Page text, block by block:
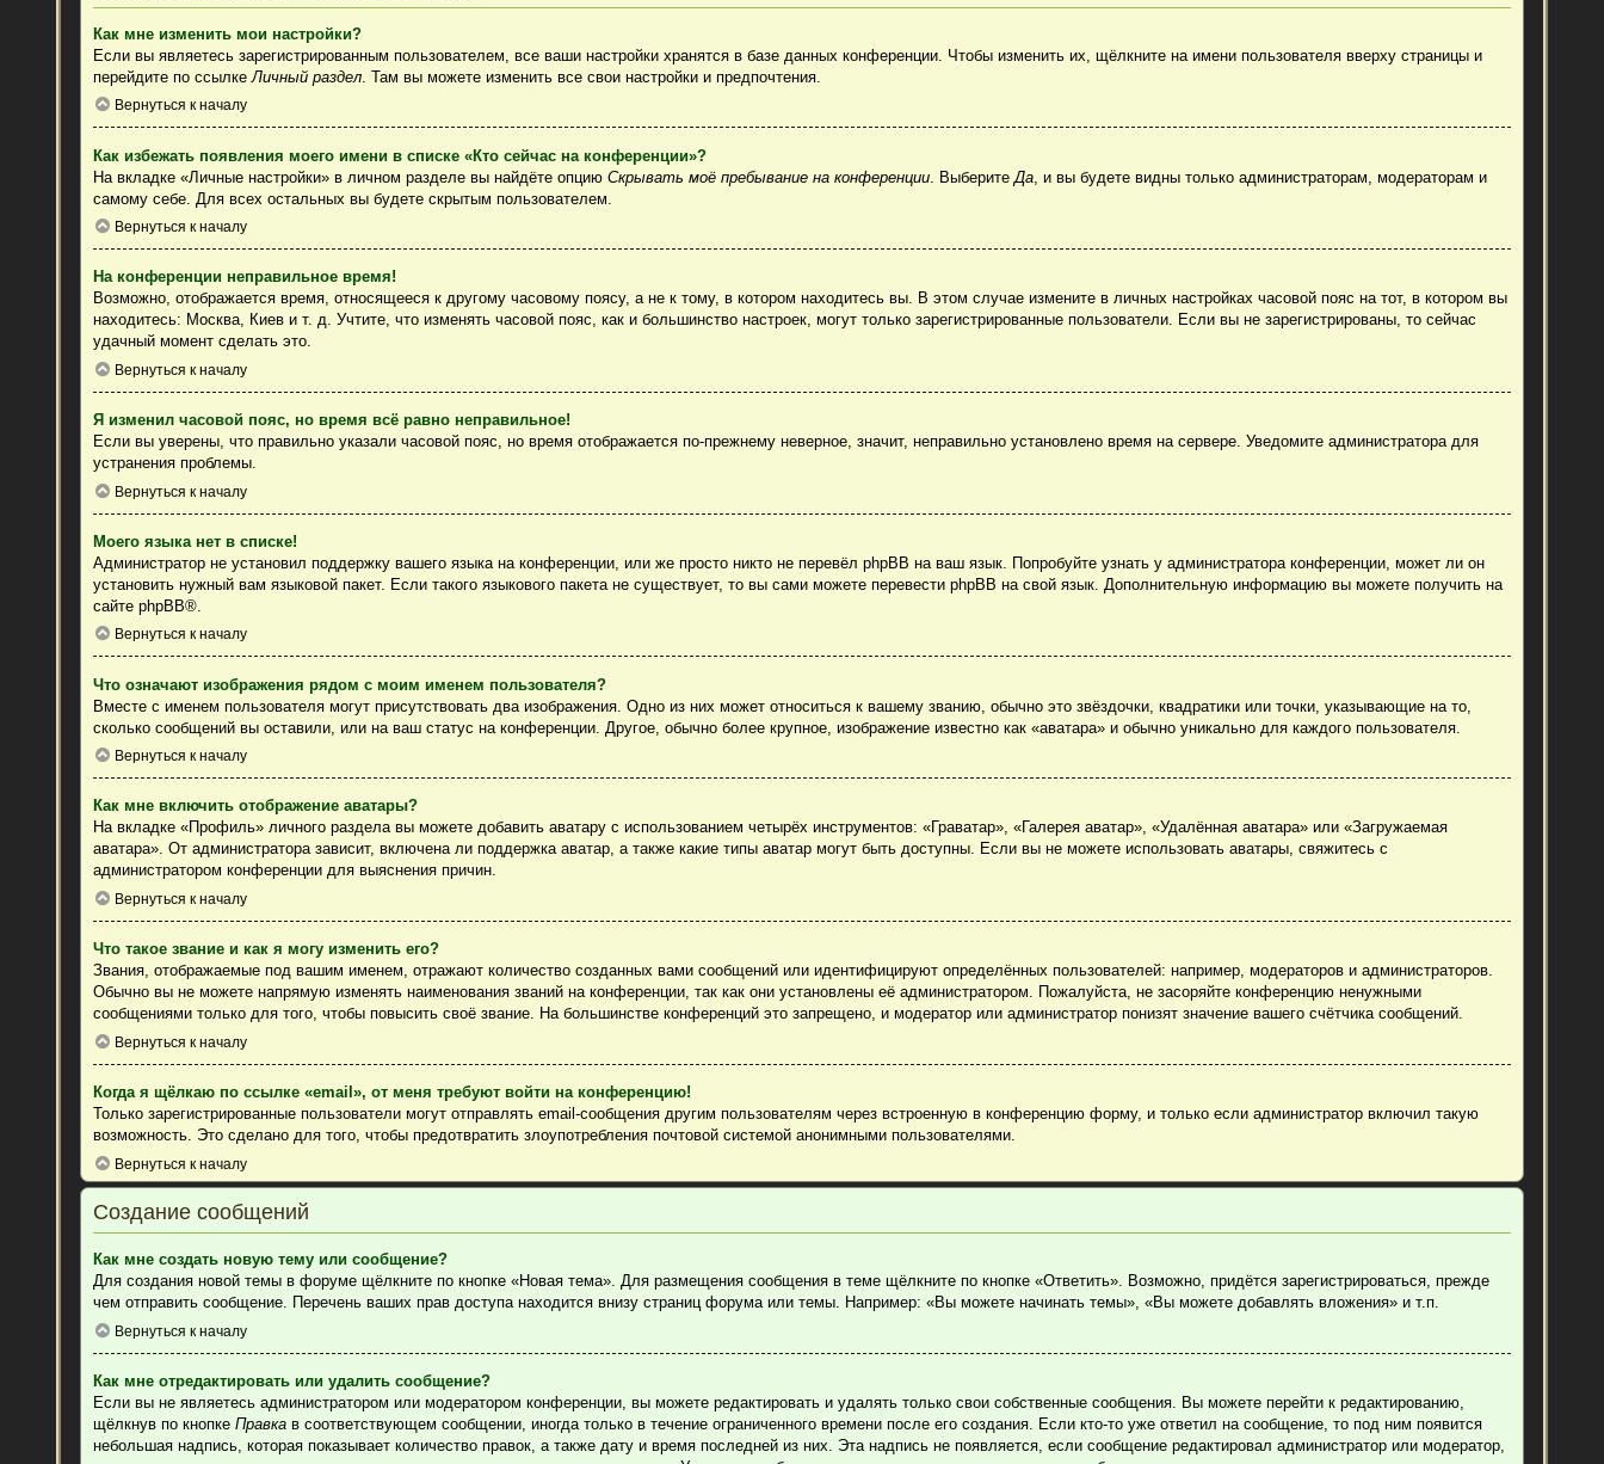
Как мне изменить мои настройки?
Если вы являетесь зарегистрированным пользователем, все ваши настройки хранятся в базе данных конференции. Чтобы изменить их, щёлкните на имени пользователя вверху страницы и
перейдите по ссылкеЛичный раздел . Там вы можете изменить все свои настройки и предпочтения.
Вернуться к началу
Как избежать появления моего имени в списке «Кто сейчас на конференции»?
На вкладке «Личные настройки» в личном разделе вы найдёте опциюСкрывать моё пребывание на конференции . ВыберитеДа , и вы будете видны только администраторам, модераторам и
самому себе. Для всех остальных вы будете скрытым пользователем.
Вернуться к началу
На конференции неправильное время!
Возможно, отображается время, относящееся к другому часовому поясу, а не к тому, в котором находитесь вы. В этом случае измените в личных настройках часовой пояс на тот, в котором вы
находитесь: Москва, Киев и т. д. Учтите, что изменять часовой пояс, как и большинство настроек, могут только зарегистрированные пользователи. Если вы не зарегистрированы, то сейчас
удачный момент сделать это.
Вернуться к началу
Я изменил часовой пояс, но время всё равно неправильное!
Если вы уверены, что правильно указали часовой пояс, но время отображается по-прежнему неверное, значит, неправильно установлено время на сервере. Уведомите администратора для
устранения проблемы.
Вернуться к началу
Моего языка нет в списке!
Администратор не установил поддержку вашего языка на конференции, или же просто никто не перевёл phpBB на ваш язык. Попробуйте узнать у администратора конференции, может ли он
установить нужный вам языковой пакет. Если такого языкового пакета не существует, то вы сами можете перевести phpBB на свой язык. Дополнительную информацию вы можете получить на
сайтеphpBB®.
Вернуться к началу
Что означают изображения рядом с моим именем пользователя?
Вместе с именем пользователя могут присутствовать два изображения. Одно из них может относиться к вашему званию, обычно это звёздочки, квадратики или точки, указывающие на то,
сколько сообщений вы оставили, или на ваш статус на конференции. Другое, обычно более крупное, изображение известно как «аватара» и обычно уникально для каждого пользователя.
Вернуться к началу
Как мне включить отображение аватары?
На вкладке «Профиль» личного раздела вы можете добавить аватару с использованием четырёх инструментов: «Граватар», «Галерея аватар», «Удалённая аватара» или «Загружаемая
аватара». От администратора зависит, включена ли поддержка аватар, а также какие типы аватар могут быть доступны. Если вы не можете использовать аватары, свяжитесь с
администратором конференции для выяснения причин.
Вернуться к началу
Что такое звание и как я могу изменить его?
Звания, отображаемые под вашим именем, отражают количество созданных вами сообщений или идентифицируют определённых пользователей: например, модераторов и администраторов.
Обычно вы не можете напрямую изменять наименования званий на конференции, так как они установлены её администратором. Пожалуйста, не засоряйте конференцию ненужными
сообщениями только для того, чтобы повысить своё звание. На большинстве конференций это запрещено, и модератор или администратор понизят значение вашего счётчика сообщений.
Вернуться к началу
Когда я щёлкаю по ссылке «email», от меня требуют войти на конференцию!
Только зарегистрированные пользователи могут отправлять email-сообщения другим пользователям через встроенную в конференцию форму, и только если администратор включил такую
возможность. Это сделано для того, чтобы предотвратить злоупотребления почтовой системой анонимными пользователями.
Вернуться к началу
Создание сообщений
Как мне создать новую тему или сообщение?
Для создания новой темы в форуме щёлкните по кнопке «Новая тема». Для размещения сообщения в теме щёлкните по кнопке «Ответить». Возможно, придётся зарегистрироваться, прежде
чем отправить сообщение. Перечень ваших прав доступа находится внизу страниц форума или темы. Например: «Вы можете начинать темы», «Вы можете добавлять вложения» и т.п.
Вернуться к началу
Как мне отредактировать или удалить сообщение?
Если вы не являетесь администратором или модератором конференции, вы можете редактировать и удалять только свои собственные сообщения. Вы можете перейти к редактированию,
щёлкнув по кнопкеПравка в соответствующем сообщении, иногда только в течение ограниченного времени после его создания. Если кто-то уже ответил на сообщение, то под ним появится
небольшая надпись, которая показывает количество правок, а также дату и время последней из них. Эта надпись не появляется, если сообщение редактировал администратор или модератор,